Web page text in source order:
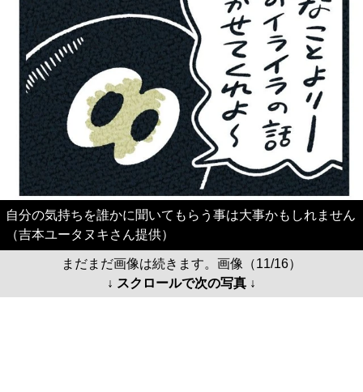
自分の気持ちを誰かに聞いてもらう事は大事かもしれません
（吉本ユータヌキさん提供）
まだまだ画像は続きます。画像（11/16）
↓ スクロールで次の写真 ↓